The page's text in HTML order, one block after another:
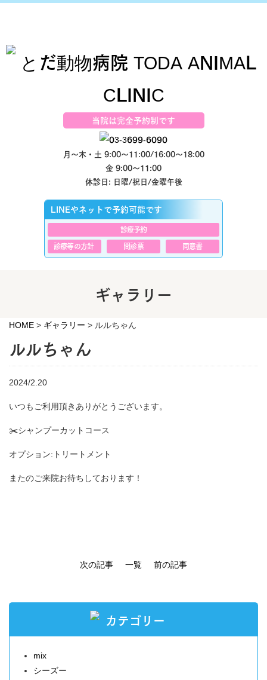
LINEやネットで予約可能です
診療予約
診療等の方針
問診票 同意書
当院は完全予約制です
月～木・土 9:00～11:00/16:00～18:00
金 9:00～11:00
休診日: 日曜/祝日/金曜午後
ギャラリー
HOME > ギャラリー > ルルちゃん
ルルちゃん
2024/2.20
いつもご利用頂きありがとうございます。
✂️シャンプーカットコース
オプション:トリートメント
またのご来院お待ちしております！
次の記事 一覧 前の記事
カテゴリー
mix
シーズー